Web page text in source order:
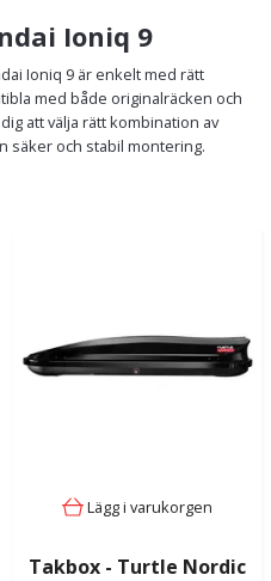
Ioniq 9
Ioniq 9 är enkelt med rätt
med både originalräcken och
att välja rätt kombination av
säker och stabil montering.
Lägg i varukorgen
Takbox - Turtle Nordic